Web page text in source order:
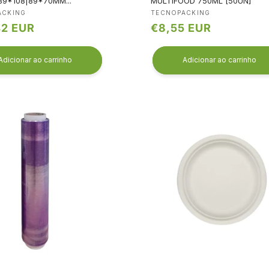
EUR
ao carrinho
Fornecedor:
TECNOPACKING
Preço
normal
€8,55 EUR
Adicionar ao carrinho